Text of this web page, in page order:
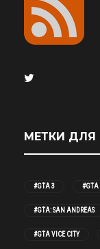
МЕТКИ ДЛЯ
#GTA 3 #GTA
#GTA: SAN ANDREAS
#GTA VICE CITY